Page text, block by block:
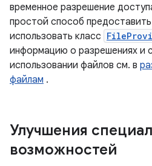
временное разрешение
простой способ
использовать класс
информацию о разрешениях и
использовании файлов см. в
файлам .
Улучшения
возможностей